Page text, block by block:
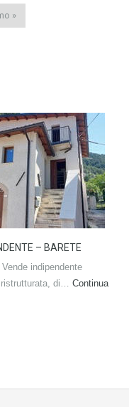
»
– BARETE
indipendente
di… Continua